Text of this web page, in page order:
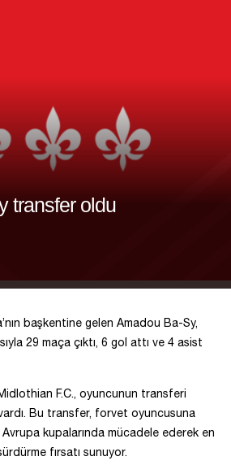
transfer oldu
başkentine gelen Amadou Ba-Sy,
29 maça çıktı, 6 gol attı ve 4 asist
F.C., oyuncunun transferi
Bu transfer, forvet oyuncusuna
kupalarında mücadele ederek en
fırsatı sunuyor.